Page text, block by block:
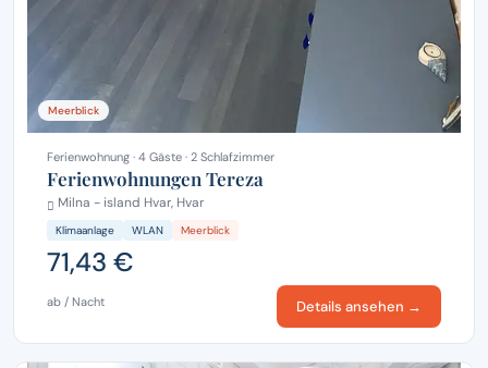
Meerblick
Ferienwohnung · 4 Gäste · 2 Schlafzimmer
Ferienwohnungen Tereza
Milna - island Hvar, Hvar
Klimaanlage WLAN Meerblick
71,43 €
ab / Nacht Details ansehen →